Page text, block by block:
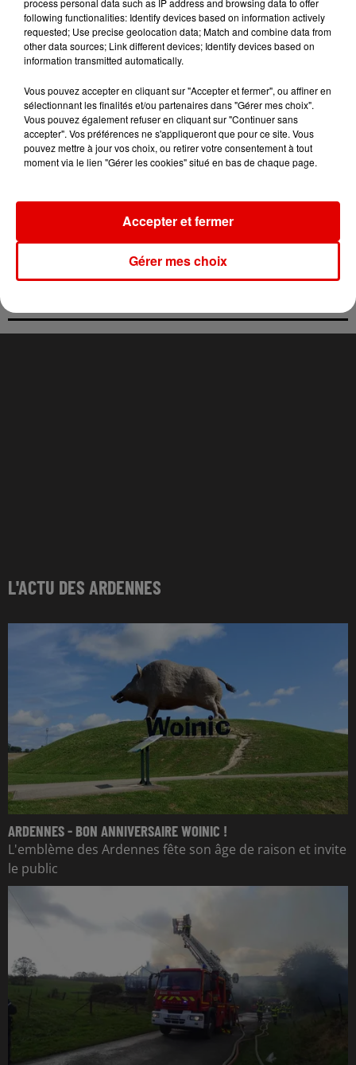
TITRES DIFFUSÉS
11h34
11h34
Yapaque
11h31
11h31
BIGFLO & OLI
Picasso
11h27
11h27
All Out Of Fight
L'ACTU DES ARDENNES
ARDENNES - BON ANNIVERSAIRE WOINIC !
L'emblème des Ardennes fête son âge de raison et invite
le public
following functionalities: Identify devices based on information actively
requested; Use precise geolocation data; Match and combine data from
other data sources; Link different devices; Identify devices based on
information transmitted automatically.
Vous pouvez accepter en cliquant sur "Accepter et fermer", ou affiner en
sélectionnant les finalités et/ou partenaires dans "Gérer mes choix".
Vous pouvez également refuser en cliquant sur "Continuer sans
accepter". Vos préférences ne s'appliqueront que pour ce site. Vous
pouvez mettre à jour vos choix, ou retirer votre consentement à tout
moment via le lien "Gérer les cookies" situé en bas de chaque page.
Gérer mes choix
Accepter et fermer